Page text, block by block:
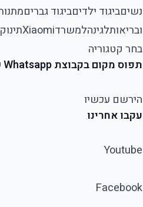
נשיםביגוד ילדיםביגוד גברים
ובריאותלגינהלמשרדXiaomi
בחר קטגוריה
תפוס מקום בקבוצת Whatsapp שקטה שבה מתפרסמים דילים מטורפים במלאי מוגבל!
הירשם עכשיו
עקבו אחרינו
Youtube
Facebook